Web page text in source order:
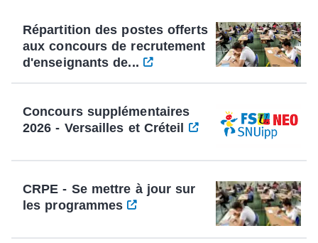
Répartition des postes offerts
aux concours de recrutement
d'enseignants de...
Concours supplémentaires
2026 - Versailles et Créteil
CRPE - Se mettre à jour sur
les programmes